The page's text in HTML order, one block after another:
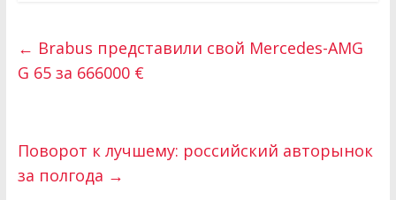
← Brabus представили свой Mercedes-AMG
G 65 за 666000 €
Поворот к лучшему: российский авторынок
за полгода →